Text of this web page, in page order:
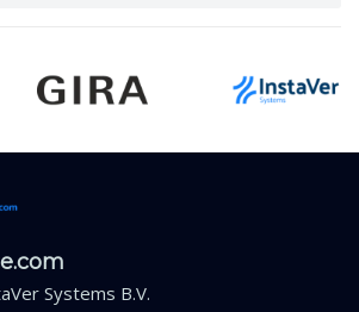
Systems B.V.